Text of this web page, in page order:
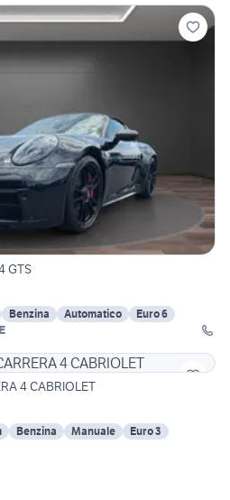
GTS
Benzina Automatico
Euro 6
4 CABRIOLET
Benzina Manuale Euro 3